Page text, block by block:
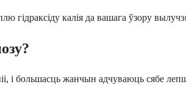
гідраксіду калія да вашага ўзору
і большасць жанчын адчуваюць сябе